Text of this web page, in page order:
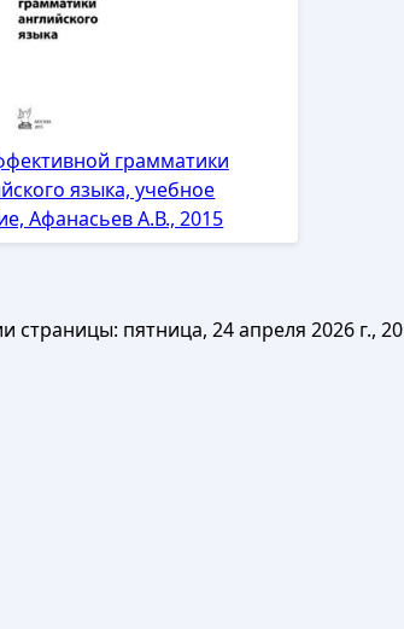
грамматики
языка, учебное
Афанасьев А.В., 2015
страницы: пятница, 24 апреля 2026 г.,